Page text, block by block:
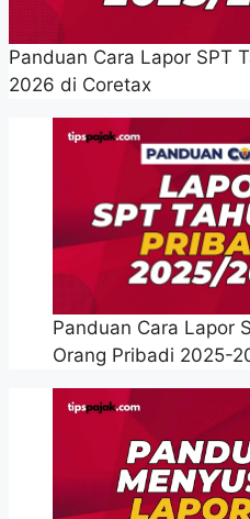
Panduan Cara Lapor SPT
2026 di Coretax
Panduan Cara Lapor
Orang Pribadi 2025-